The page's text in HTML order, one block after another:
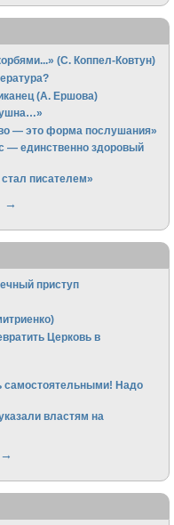
(С. Коппел-Ковтун)
(А. Ершова)
— это форма послушания»
— единственно здоровый
писателем»
→
приступ
Церковь в
самостоятельными! Надо
властям на
→